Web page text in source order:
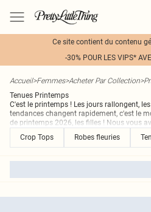
Ce site contient du contenu
-30% POUR LES VIPS*
Accueil>Femmes>Acheter Par Collection>
Tenues Printemps
C'est le printemps ! Les jours rallongent,
tendances changent rapidement, c'est le
de printemps 2026, les filles ! Nous vous
Crop Tops
Robes fleuries